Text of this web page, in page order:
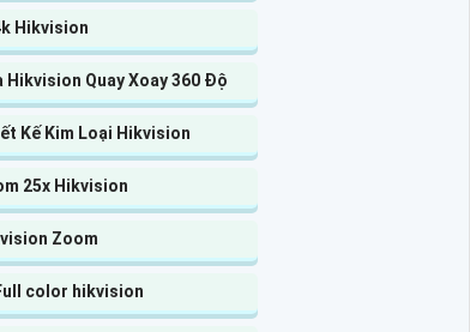
Hikvision
Hikvision Quay Xoay 360 Độ
Kế Kim Loại Hikvision
25x Hikvision
Zoom
color hikvision